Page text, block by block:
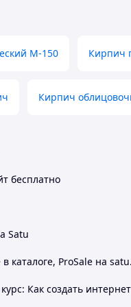
кладки
что позволяет
поверхность
М-150 Кирпич
Кирпич
бесплатно
Satu
каталоге, ProSale на
Как создать